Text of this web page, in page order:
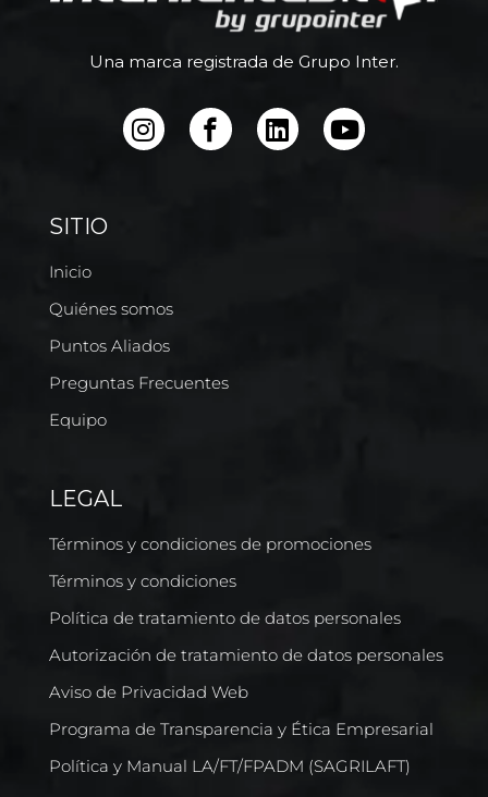
Una marca registrada de Grupo Inter.
SITIO
Inicio
Quiénes somos
Puntos Aliados
Preguntas Frecuentes
Equipo
LEGAL
Términos y condiciones de promociones
Términos y condiciones
Política de tratamiento de datos personales
Autorización de tratamiento de datos personales
Aviso de Privacidad Web
Programa de Transparencia y Ética Empresarial
Política y Manual LA/FT/FPADM (SAGRILAFT)